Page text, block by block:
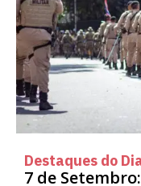
Destaques do
7 de